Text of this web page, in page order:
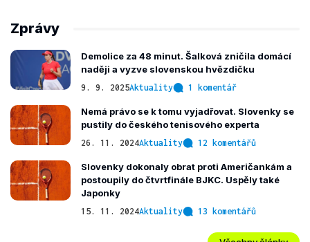
Zprávy
Demolice za 48 minut. Šalková zničila domácí
naději a vyzve slovenskou hvězdičku
9. 9. 2025Aktuality 1 komentář
Nemá právo se k tomu vyjadřovat. Slovenky se
pustily do českého tenisového experta
26. 11. 2024Aktuality 12 komentářů
Slovenky dokonaly obrat proti Američankám a
postoupily do čtvrtfinále BJKC. Uspěly také
Japonky
15. 11. 2024Aktuality 13 komentářů